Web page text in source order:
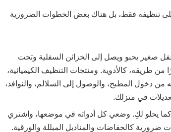
على تنظيفه فقط، بل هناك بعض الخطوات الضرورية
صغير يحبو ويصل إلى الخزائن السفلية وتحت
طريقه، كالأدوية. ومنتجات التنظيف الكيميائية،
من دخول المطبخ، والوصول إلى السلالم، والنوافذ،
في منزلك.
كما يحلو لكِ. وضعي كل أدواته في موضعها، واشتري
ضرورية كالحفاضات والمناديل المبللة والورقية.